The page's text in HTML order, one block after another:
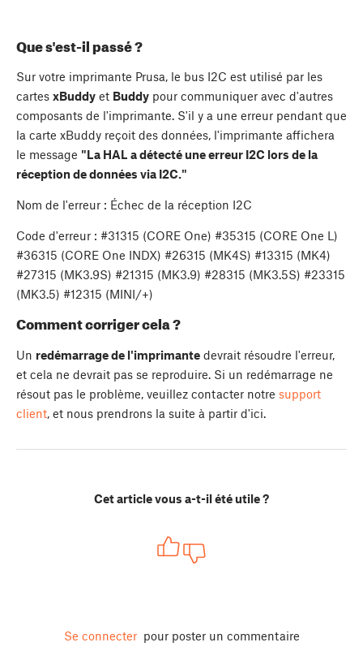
Que s'est-il passé ?
Sur votre imprimante Prusa, le bus I2C est utilisé par les
cartes xBuddy et Buddy pour communiquer avec d'autres
composants de l'imprimante. S'il y a une erreur pendant que
la carte xBuddy reçoit des données, l'imprimante affichera
le message "La HAL a détecté une erreur I2C lors de la
réception de données via I2C."
Nom de l'erreur : Échec de la réception I2C
Code d'erreur : #31315 (CORE One) #35315 (CORE One L)
#36315 (CORE One INDX) #26315 (MK4S) #13315 (MK4)
#27315 (MK3.9S) #21315 (MK3.9) #28315 (MK3.5S) #23315
(MK3.5) #12315 (MINI/+)
Comment corriger cela ?
Un redémarrage de l'imprimante devrait résoudre l'erreur,
et cela ne devrait pas se reproduire. Si un redémarrage ne
résout pas le problème, veuillez contacter notre support
client, et nous prendrons la suite à partir d'ici.
Cet article vous a-t-il été utile ?
Se connecter pour poster un commentaire